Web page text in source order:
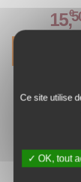
15
,€
Ce site utilise
✓ OK, tout